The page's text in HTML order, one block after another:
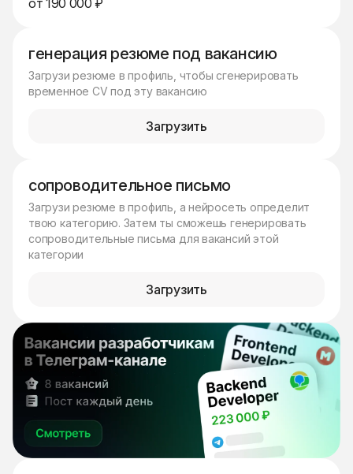
генерация резюме под вакансию
Загрузи резюме в профиль, чтобы сгенерировать
временное CV под эту вакансию
Загрузить
сопроводительное письмо
Загрузи резюме в профиль, а нейросеть определит
твою категорию. Затем ты сможешь генерировать
сопроводительные письма для вакансий этой
категории
Загрузить
от 190 000 ₽